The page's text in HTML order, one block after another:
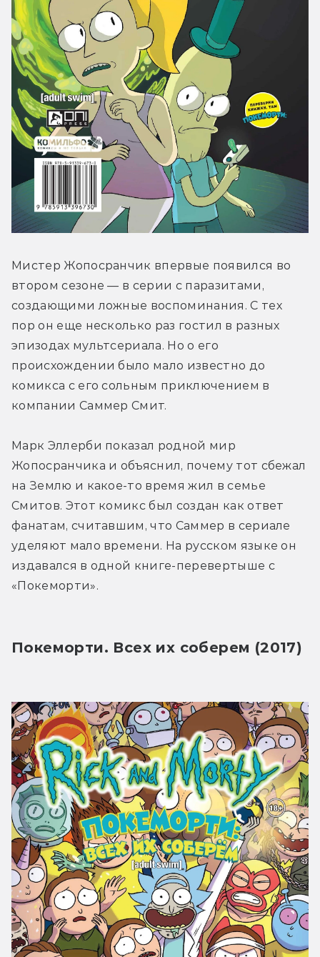
Мистер Жопосранчик впервые появился во
втором сезоне — в серии с паразитами,
создающими ложные воспоминания. С тех
пор он еще несколько раз гостил в разных
эпизодах мультсериала. Но о его
происхождении было мало известно до
комикса с его сольным приключением в
компании Саммер Смит.
Марк Эллерби показал родной мир
Жопосранчика и объяснил, почему тот сбежал
на Землю и какое-то время жил в семье
Смитов. Этот комикс был создан как ответ
фанатам, считавшим, что Саммер в сериале
уделяют мало времени. На русском языке он
издавался в одной книге-перевертыше с
«Покеморти».
Покеморти. Всех их соберем (2017)